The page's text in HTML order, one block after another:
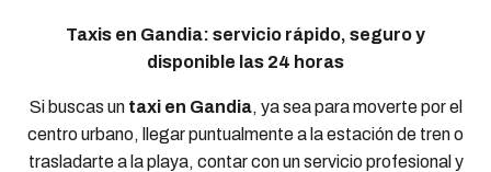
Taxis en Gandia: servicio rápido, seguro y
disponible las 24 horas
Si buscas un taxi en Gandia, ya sea para moverte por el
centro urbano, llegar puntualmente a la estación de tren o
trasladarte a la playa, contar con un servicio profesional y